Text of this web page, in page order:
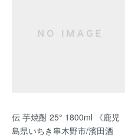
伝 芋焼酎 25° 1800ml 《鹿児
島県いちき串木野市/濱田酒